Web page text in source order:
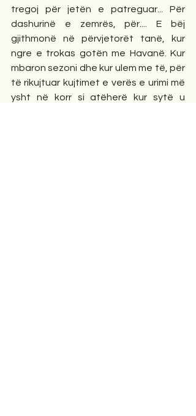
tregoj për jetën e patreguar... Për
dashurinë e zemrës, për.... E bëj
gjithmonë në përvjetorët tanë, kur
ngre e trokas gotën me Havanë. Kur
mbaron sezoni dhe kur ulem me të, për
të rikujtuar kujtimet e verës e urimi më
ysht në korr si atëherë kur sytë u